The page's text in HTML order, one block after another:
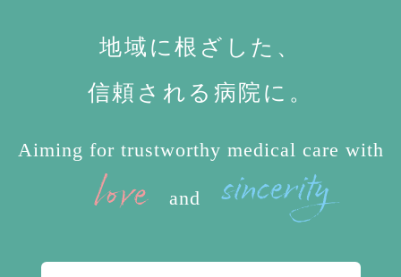
地域に根ざした、
信頼される病院に。
Aiming for trustworthy medical care with
and